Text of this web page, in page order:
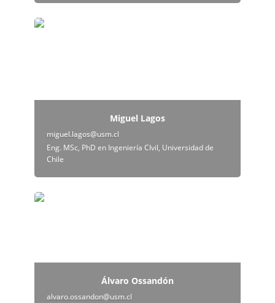
Miguel Lagos
Miguel Lagos
miguel.lagos@usm.cl
Eng. MSc, PhD en Ingeniería CIvil, Universidad de
Chile
Álvaro Ossandón
Álvaro Ossandón
alvaro.ossandon@usm.cl